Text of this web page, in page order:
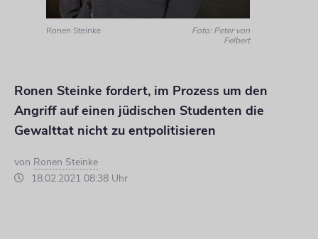
Ronen Steinke
Foto: Peter von
Felbert
Ronen Steinke fordert, im Prozess um den
Angriff auf einen jüdischen Studenten die
Gewalttat nicht zu entpolitisieren
von Ronen Steinke
18.02.2021 08:38 Uhr